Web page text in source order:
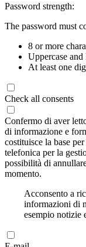
Password strength:
The password must
8 or more
Uppercase and
At least one
Check all consents
Confermo di aver
di informazione e
costituisce la base
telefonica per la
possibilità di
momento.
Acconsento a
informazioni di
esempio notizie